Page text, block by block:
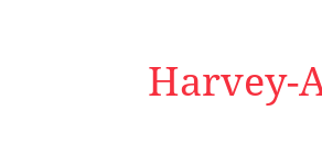
Harvey-